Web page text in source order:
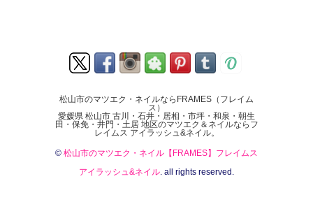
松山市のマツエク・ネイルならFRAMES（フレイム
ス）
愛媛県 松山市 古川・石井・居相・市坪・和泉・朝生
田・保免・井門・土居 地区のマツエク＆ネイルならフ
レイムス アイラッシュ&ネイル。
© 松山市のマツエク・ネイル【FRAMES】フレイムス
アイラッシュ&ネイル. all rights reserved.